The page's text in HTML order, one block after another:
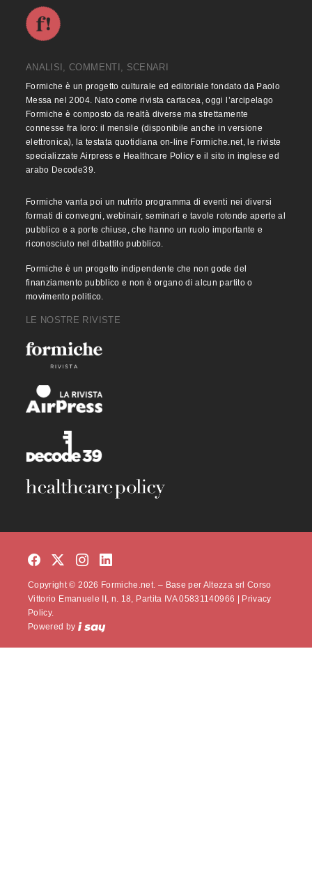
ANALISI, COMMENTI, SCENARI
Formiche è un progetto culturale ed editoriale fondato da Paolo
Messa nel 2004. Nato come rivista cartacea, oggi l’arcipelago
Formiche è composto da realtà diverse ma strettamente
connesse fra loro: il mensile (disponibile anche in versione
elettronica), la testata quotidiana on-line Formiche.net, le riviste
specializzate Airpress e Healthcare Policy e il sito in inglese ed
arabo Decode39.
Formiche vanta poi un nutrito programma di eventi nei diversi
formati di convegni, webinair, seminari e tavole rotonde aperte al
pubblico e a porte chiuse, che hanno un ruolo importante e
riconosciuto nel dibattito pubblico.
Formiche è un progetto indipendente che non gode del
finanziamento pubblico e non è organo di alcun partito o
movimento politico.
LE NOSTRE RIVISTE
Copyright © 2026 Formiche.net. – Base per Altezza srl Corso
Vittorio Emanuele II, n. 18, Partita IVA 05831140966 |
Privacy
Policy.
Powered by